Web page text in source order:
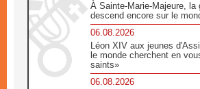
À Sainte-Marie-Majeure, la
descend encore sur le
06.08.2026
Léon XIV aux jeunes
le monde cherchent en
saints»
06.08.2026